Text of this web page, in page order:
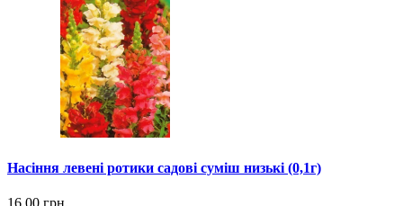
Насіння левені ротики садові суміш низькі (0,1г)